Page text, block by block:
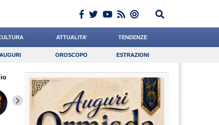
ATTUALITA’ TENDENZE
Auguri Oroscopo Estrazioni
Lavoro Psicologia
AUGURI OROSCOPO ESTRAZIONI
Catizone Chelini Casciello Meoli Cocchi